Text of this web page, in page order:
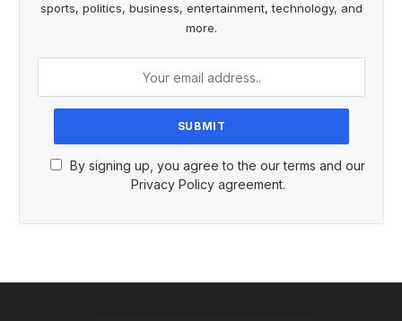
sports, politics, business, entertainment, technology, and
more.
By signing up, you agree to the our terms and our
Privacy Policy agreement.